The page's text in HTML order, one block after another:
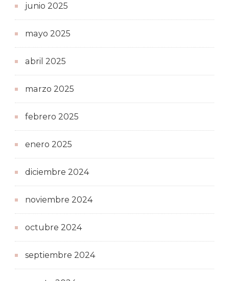
junio 2025
mayo 2025
abril 2025
marzo 2025
febrero 2025
enero 2025
diciembre 2024
noviembre 2024
octubre 2024
septiembre 2024